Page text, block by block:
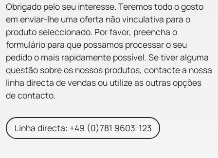
Obrigado pelo seu interesse. Teremos todo o gosto
em enviar-lhe uma oferta não vinculativa para o
produto seleccionado. Por favor, preencha o
formulário para que possamos processar o seu
pedido o mais rapidamente possível. Se tiver alguma
questão sobre os nossos produtos, contacte a nossa
linha directa de vendas ou utilize as outras opções
de contacto.
Linha directa: +49 (0)781 9603-123